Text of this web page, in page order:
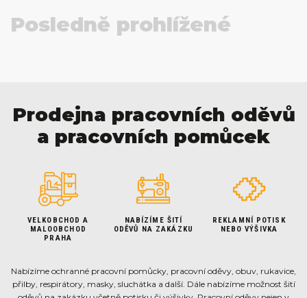
Posledně prohlížené
Prodejna pracovních oděvů
a pracovních pomůcek
VELKOBCHOD A
MALOOBCHOD
PRAHA
NABÍZÍME ŠITÍ
ODĚVŮ NA ZAKÁZKU
REKLAMNÍ POTISK
NEBO VÝŠIVKA
Nabízíme ochranné pracovní pomůcky, pracovní oděvy, obuv, rukavice,
přilby, respirátory, masky, sluchátka a další. Dále nabízíme možnost šití